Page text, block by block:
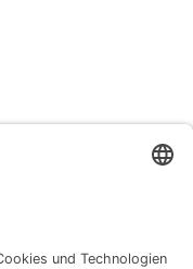
die Wände